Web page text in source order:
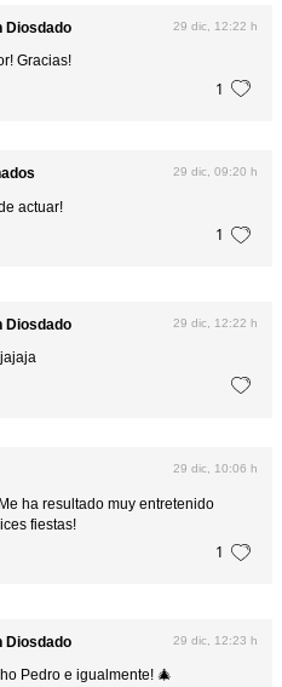
Diosdado 29 dic, 12:22 h
Gracias!
1
29 dic, 09:20 h
actuar!
1
Diosdado 29 dic, 12:22 h
29 dic, 10:06 h
ha resultado muy entretenido
fiestas!
1
Diosdado 29 dic, 12:23 h
Pedro e igualmente! 🎄